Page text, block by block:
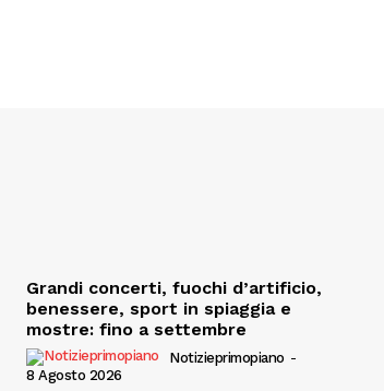
Grandi concerti, fuochi d’artificio,
benessere, sport in spiaggia e
mostre: fino a settembre
Notizieprimopiano -
8 Agosto 2026